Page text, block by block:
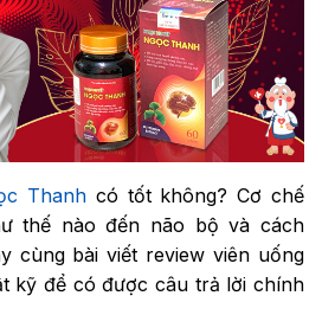
Thanh có tốt không? Cơ chế
thế nào đến não bộ và cách
cùng bài viết review viên uống
kỹ để có được câu trả lời chính